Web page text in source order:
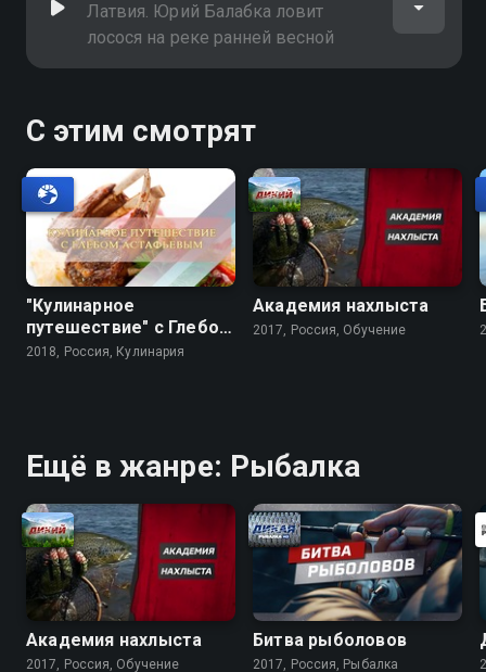
Латвия. Юрий Балабка ловит
лосося на реке ранней весной
С этим смотрят
"Кулинарное
путешествие" с Глебом
Астафьевым
2018, Россия, Кулинария
Академия нахлыста
2017, Россия, Обучение
Ещё в жанре: Рыбалка
Академия нахлыста
2017, Россия, Обучение
Битва рыболовов
2017, Россия, Рыбалка